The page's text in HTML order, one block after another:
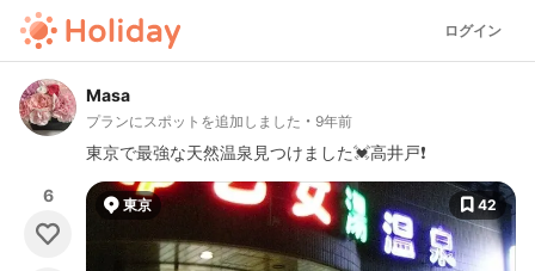
ログイン
Masa
プランにスポットを追加しました 9年前
東京で最強な天然温泉見つけました💓高井戸❗️
6 東京 42